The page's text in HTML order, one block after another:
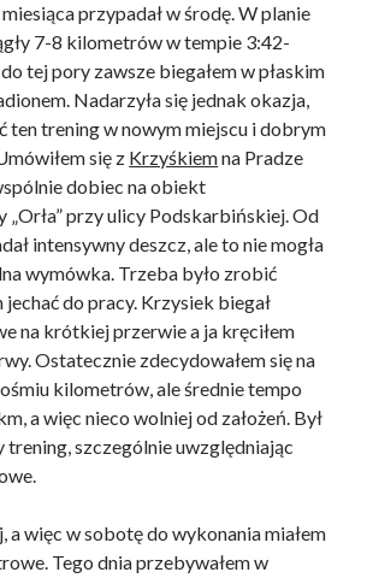
przypadał w środę. W planie
7-8 kilometrów w tempie 3:42-
tej pory zawsze biegałem w płaskim
Nadarzyła się jednak okazja,
ten trening w nowym miejscu i dobrym
się z Krzyśkiemna Pradze
dobiec na obiekt
przy ulicy Podskarbińskiej. Od
intensywny deszcz, ale to nie mogła
wymówka. Trzeba było zrobić
do pracy. Krzysiek biegał
na krótkiej przerwie a ja kręciłem
Ostatecznie zdecydowałem się na
kilometrów, ale średnie tempo
a więc nieco wolniej od założeń. Był
szczególnie uwzględniając
a więc w sobotę do wykonania miałem
Tego dnia przebywałem w